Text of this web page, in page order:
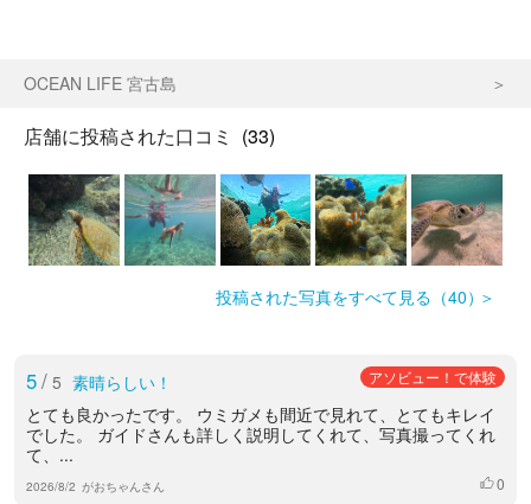
OCEAN LIFE 宮古島
店舗に投稿された口コミ (33)
投稿された写真をすべて見る（40）
5/ 5 素晴らしい！ アソビュー！で体験
とても良かったです。 ウミガメも間近で見れて、とてもキレイ
でした。 ガイドさんも詳しく説明してくれて、写真撮ってくれ
て、...
2026/8/2 がおちゃんさん いいね
0